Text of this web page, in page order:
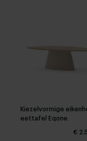
Kiezelvormige
eettafel Eqone
€